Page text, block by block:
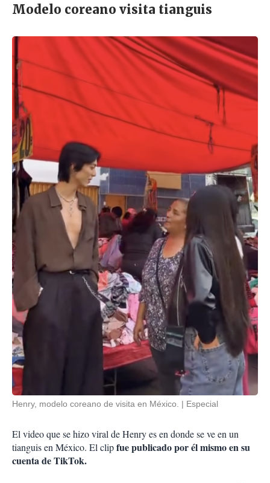
Modelo coreano visita tianguis
Henry, modelo coreano de visita en México. Especial
El video que se hizo viral de Henry es en donde se ve en un
tianguis en México. El clipfue publicado por él mismo en su
cuenta de TikTok.